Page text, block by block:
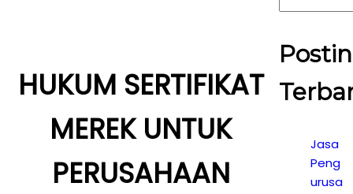
HUKUM SERTIFIKAT
MEREK UNTUK
PERUSAHAAN
Jasa
Peng
urusa